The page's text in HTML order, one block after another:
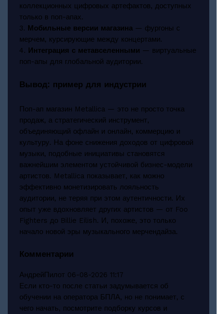
коллекционных цифровых артефактов, доступных
только в поп-апах.
3. Мобильные версии магазина— фургоны с
мерчем, курсирующие между концертами.
4. Интеграция с метавселенными — виртуальные
поп-апы для глобальной аудитории.
Вывод: пример для индустрии
Поп-ап магазин Metallica — это не просто точка
продаж, а стратегический инструмент,
объединяющий офлайн и онлайн, коммерцию и
культуру. На фоне снижения доходов от цифровой
музыки, подобные инициативы становятся
важнейшим элементом устойчивой бизнес-модели
артистов. Metallica показывает, как можно
эффективно монетизировать лояльность
аудитории, не теряя при этом аутентичности. Их
опыт уже вдохновляет других артистов — от Foo
Fighters до Billie Eilish. И, похоже, это только
начало новой эры музыкального мерчендайза.
Комментарии
АндрейПилот 06-08-2026 11:17
Если кто-то после статьи задумывается об
обучении на оператора БПЛА, но не понимает, с
чего начать, посмотрите подборку курсов и